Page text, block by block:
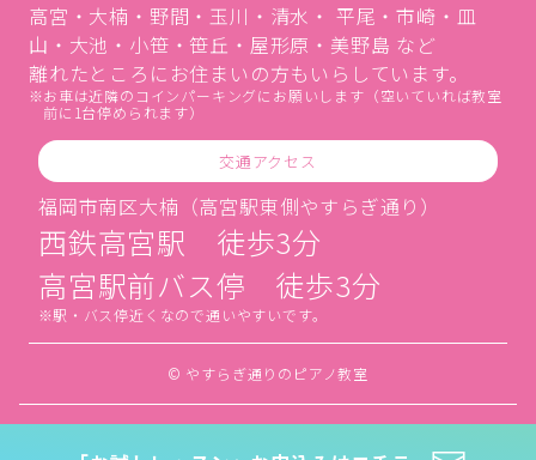
高宮・大楠・野間・玉川・清水・ 平尾・市崎・皿
山・大池・小笹・笹丘・屋形原・美野島 など
離れたところにお住まいの方もいらしています。
お車は近隣のコインパーキングにお願いします（空いていれば教室
前に1台停められます）
交通アクセス
福岡市南区大楠（高宮駅東側やすらぎ通り）
西鉄高宮駅 徒歩3分
高宮駅前バス停 徒歩3分
駅・バス停近くなので通いやすいです。
© やすらぎ通りのピアノ教室